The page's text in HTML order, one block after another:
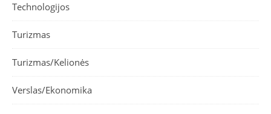
Technologijos
Turizmas
Turizmas/Kelionės
Verslas/Ekonomika